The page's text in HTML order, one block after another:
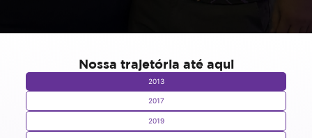
Nossa trajetória até aqui
2013
2017
2019